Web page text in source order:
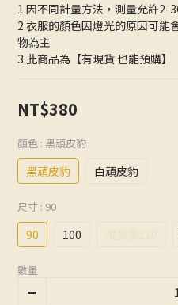
1.因不同計量方法，測量允許2-
2.衣服的顏色因燈光的原因可能
物為主
3.此商品為【有現貨 也能預購】
NT$380
顏色 : 黑頑皮豹
黑頑皮豹 白頑皮豹
尺寸 : 90
90 100
數量